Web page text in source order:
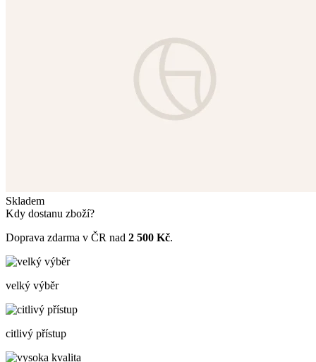
Skladem
Kdy dostanu zboží?
Doprava zdarma v ČR nad 2 500 Kč.
velký výběr
citlivý přístup